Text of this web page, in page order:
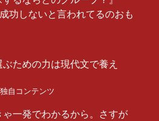
功しないと言われてるのおも
ための力は現代文で養え
自コンテンツ
一発でわかるから。さすが